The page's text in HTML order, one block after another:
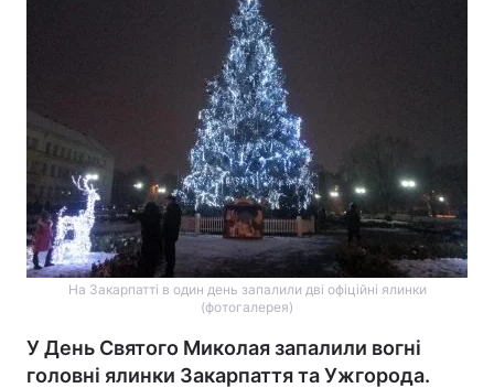
На Закарпатті в один день запалили дві офіційні ялинки
(фотогалерея)
У День Святого Миколая запалили вогні
головні ялинки Закарпаття та Ужгорода.